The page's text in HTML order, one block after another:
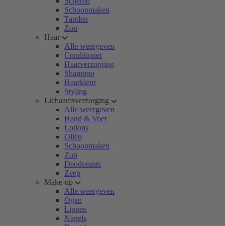
Schoonmaken
Tanden
Zon
Haar
Alle weergeven
Conditioner
Haarverzorging
Shampoo
Haarkleur
Styling
Lichaamsverzorging
Alle weergeven
Hand & Voet
Lotions
Oliën
Schoonmaken
Zon
Deodorants
Zeep
Make-up
Alle weergeven
Ogen
Lippen
Nagels